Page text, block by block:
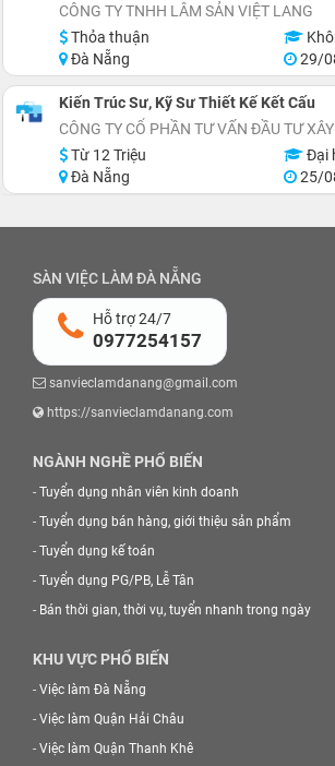
CÔNG TY TNHH LÂM SẢN VIỆT LANG
Thỏa thuận
Đà Nẵng
29/
Kiến Trúc Sư, Kỹ Sư Thiết Kế Kết Cấu
Từ 12 Triệu
Đại
Đà Nẵng
25/
SÀN VIỆC LÀM ĐÀ NẴNG
Hỗ trợ 24/7
0977254157
sanvieclamdanang@gmail.com
https://sanvieclamdanang.com
NGÀNH NGHỀ PHỔ BIẾN
- Tuyển dụng nhân viên kinh doanh
- Tuyển dụng bán hàng, giới thiệu sản phẩm
- Tuyển dụng kế toán
- Tuyển dụng PG/PB, Lễ Tân
- Bán thời gian, thời vụ, tuyển nhanh trong ngày
KHU VỰC PHỔ BIẾN
- Việc làm Đà Nẵng
- Việc làm Quận Hải Châu
- Việc làm Quận Thanh Khê